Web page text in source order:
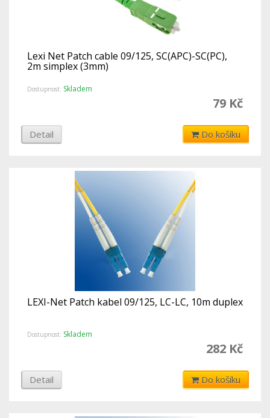
Lexi Net Patch cable 09/125, SC(APC)-SC(PC),
2m simplex (3mm)
Dostupnost: Skladem
79 Kč
Detail Do košíku
LEXI-Net Patch kabel 09/125, LC-LC, 10m duplex
Dostupnost: Skladem
282 Kč
Detail Do košíku